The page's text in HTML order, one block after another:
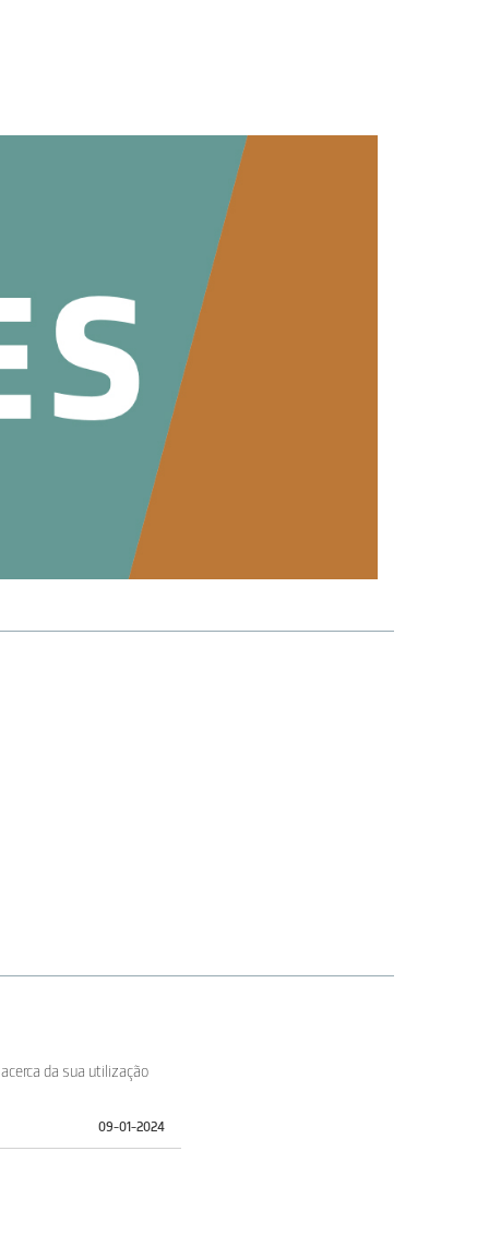
da sua utilização
09-01-2024